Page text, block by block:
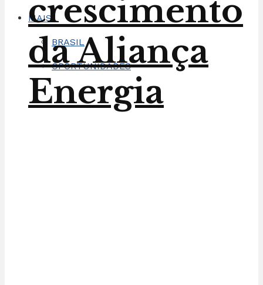
MAIS
BRASIL
OPORTUNIDADES
crescimento
da Aliança
Energia